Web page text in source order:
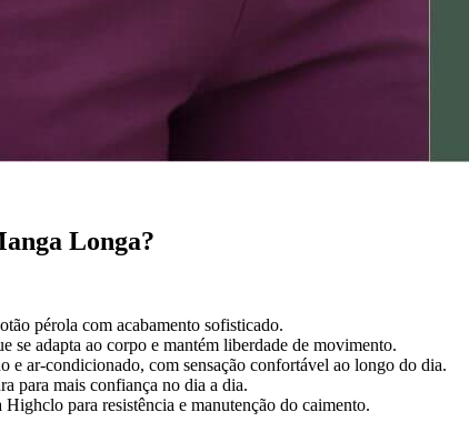
Longa?
pérola com acabamento sofisticado.
se adapta ao corpo e mantém liberdade de movimento.
e ar-condicionado, com sensação confortável ao longo do dia.
para mais confiança no dia a dia.
Highclo para resistência e manutenção do caimento.